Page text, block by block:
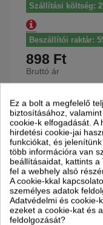
Szállítási költség: 2
Beszállítói raktár:
898 Ft
Bruttó ár
Kupon kód:
Ez a bolt a megfelelő
biztosításához,
cookie-k elfogadását. A
hirdetési cookie-jai
funkciókat, és
több információra van
beállításaidat, kattints
fel a webhely alsó
A cookie-kkal
személyes adatok
Adatvédelmi és cookie-
ezeket a cookie-kat és
feldolgozását?